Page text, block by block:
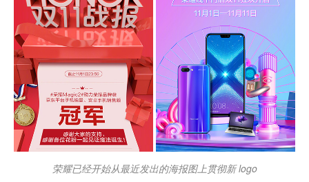
荣耀已经开始从最近发出的海报图上贯彻新 logo